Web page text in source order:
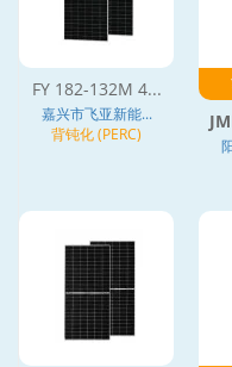
FY 182-132M 4...
嘉兴市飞亚新能...
背钝化 (PERC)